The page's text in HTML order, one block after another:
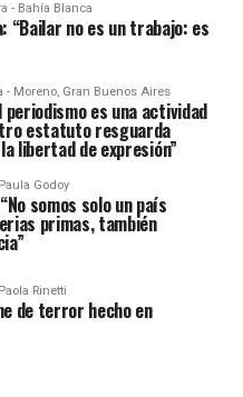
- Bahía Blanca
“Bailar no es un trabajo: es
- Moreno, Gran Buenos Aires
periodismo es una actividad
estatuto resguarda
libertad de expresión”
Paula Godoy
somos solo un país
primas, también
Paola Rinetti
de terror hecho en